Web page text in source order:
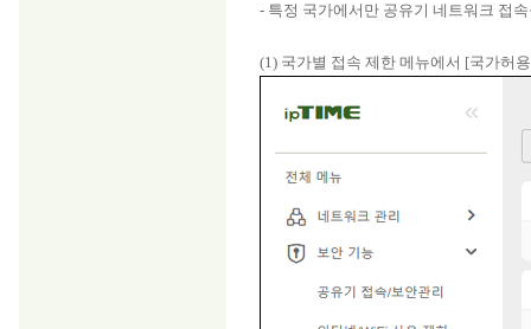
- 특정 국가에서만 공유기 네트워크 접
(1) 국가별 접속 제한 메뉴에서 [국가허